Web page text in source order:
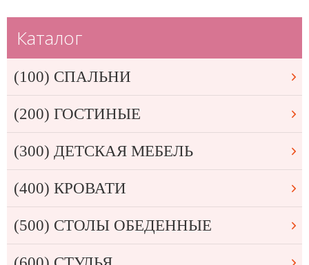
Каталог
(100) СПАЛЬНИ
(200) ГОСТИНЫЕ
(300) ДЕТСКАЯ МЕБЕЛЬ
(400) КРОВАТИ
(500) СТОЛЫ ОБЕДЕННЫЕ